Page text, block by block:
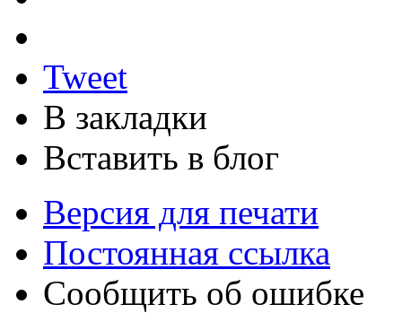
Tweet
В закладки
Вставить в блог
Версия для печати
Постоянная ссылка
Сообщить об ошибке